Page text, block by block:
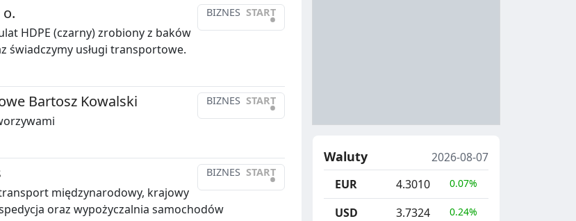
BIZNES START
•
o.
HDPE (czarny) zrobiony z baków
świadczymy usługi transportowe.
BIZNES START
•
Bartosz Kowalski
BIZNES START
•
międzynarodowy, krajowy
oraz wypożyczalnia samochodów
I
E
,
S
U
C
J
A
Waluty
2026-08-07
EUR
4.3010 0.07%
USD 3.7324 0.24%